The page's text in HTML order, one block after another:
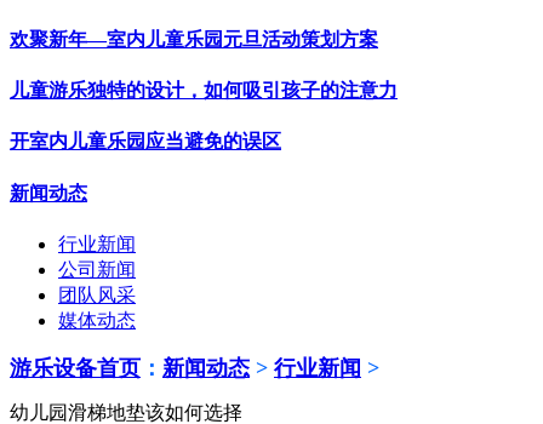
欢聚新年—室内儿童乐园元旦活动策划方案
儿童游乐独特的设计，如何吸引孩子的注意力
开室内儿童乐园应当避免的误区
新闻动态
行业新闻
公司新闻
团队风采
媒体动态
游乐设备首页 ： 新闻动态 > 行业新闻 >
幼儿园滑梯地垫该如何选择